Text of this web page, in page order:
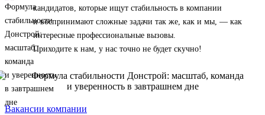
кандидатов, которые ищут стабильность в компании
и воспринимают сложные задачи так же, как и мы, — как
интересные профессиональные вызовы.
Приходите к нам, у нас точно не будет скучно!
Вакансии компании